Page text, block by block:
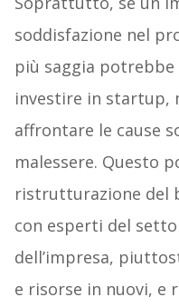
soddisfazione nel
più saggia potrebbe
investire in startup,
affrontare le cause
malessere. Questo
ristrutturazione del
con esperti del
dell’impresa,
e risorse in nuovi, e